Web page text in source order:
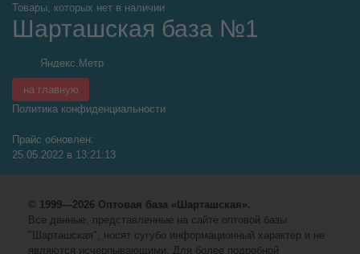
Товары, которых нет в наличии
Шарташская база №1
на главную
Политика конфиденциальности
Прайс обновлен:
25.05.2022 в 13:21:13
© 1999—2026 Оптовая база «Шарташская».
Все данные, представленные на сайте оптовой базы
"Шарташская", носят сугубо информационный характер и не
являются исчерпывающими. Для более подробной